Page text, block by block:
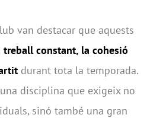
van destacar que aquests
treball constant, la cohesió
durant tota la temporada.
disciplina que exigeix no
sinó també una gran